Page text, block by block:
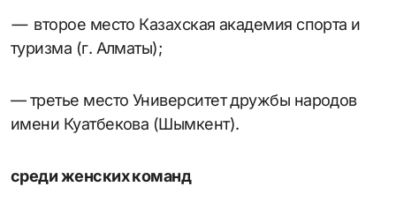
— второе место Казахская академия спорта и
туризма (г. Алматы);
— третье место Университет дружбы народов
имени Куатбекова (Шымкент).
среди женских команд